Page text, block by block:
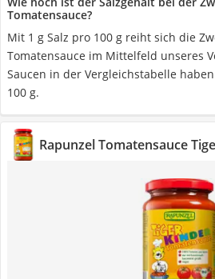
Tomatensauce?
Mit 1 g Salz pro 100 g reiht sich die
Tomatensauce im Mittelfeld unseres
Saucen in der Vergleichstabelle
100 g.
Rapunzel Tomatensauce